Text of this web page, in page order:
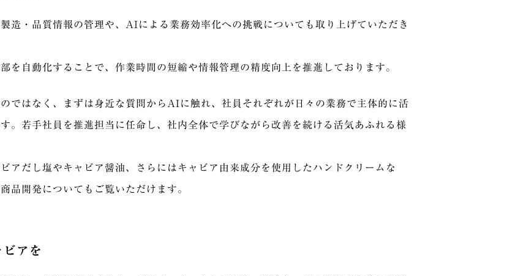
造・品質情報の管理や、AIによる業務効率化への挑戦についても取り上げていただき
を自動化することで、作業時間の短縮や情報管理の精度向上を推進しております。
ではなく、まずは身近な質問からAIに触れ、社員それぞれが日々の業務で主体的に活
。若手社員を推進担当に任命し、社内全体で学びながら改善を続ける活気あふれる様
アだし塩やキャビア醤油、さらにはキャビア由来成分を使用したハンドクリームな
品開発についてもご覧いただけます。
アを